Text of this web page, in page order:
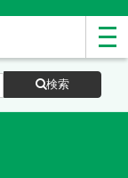
検索